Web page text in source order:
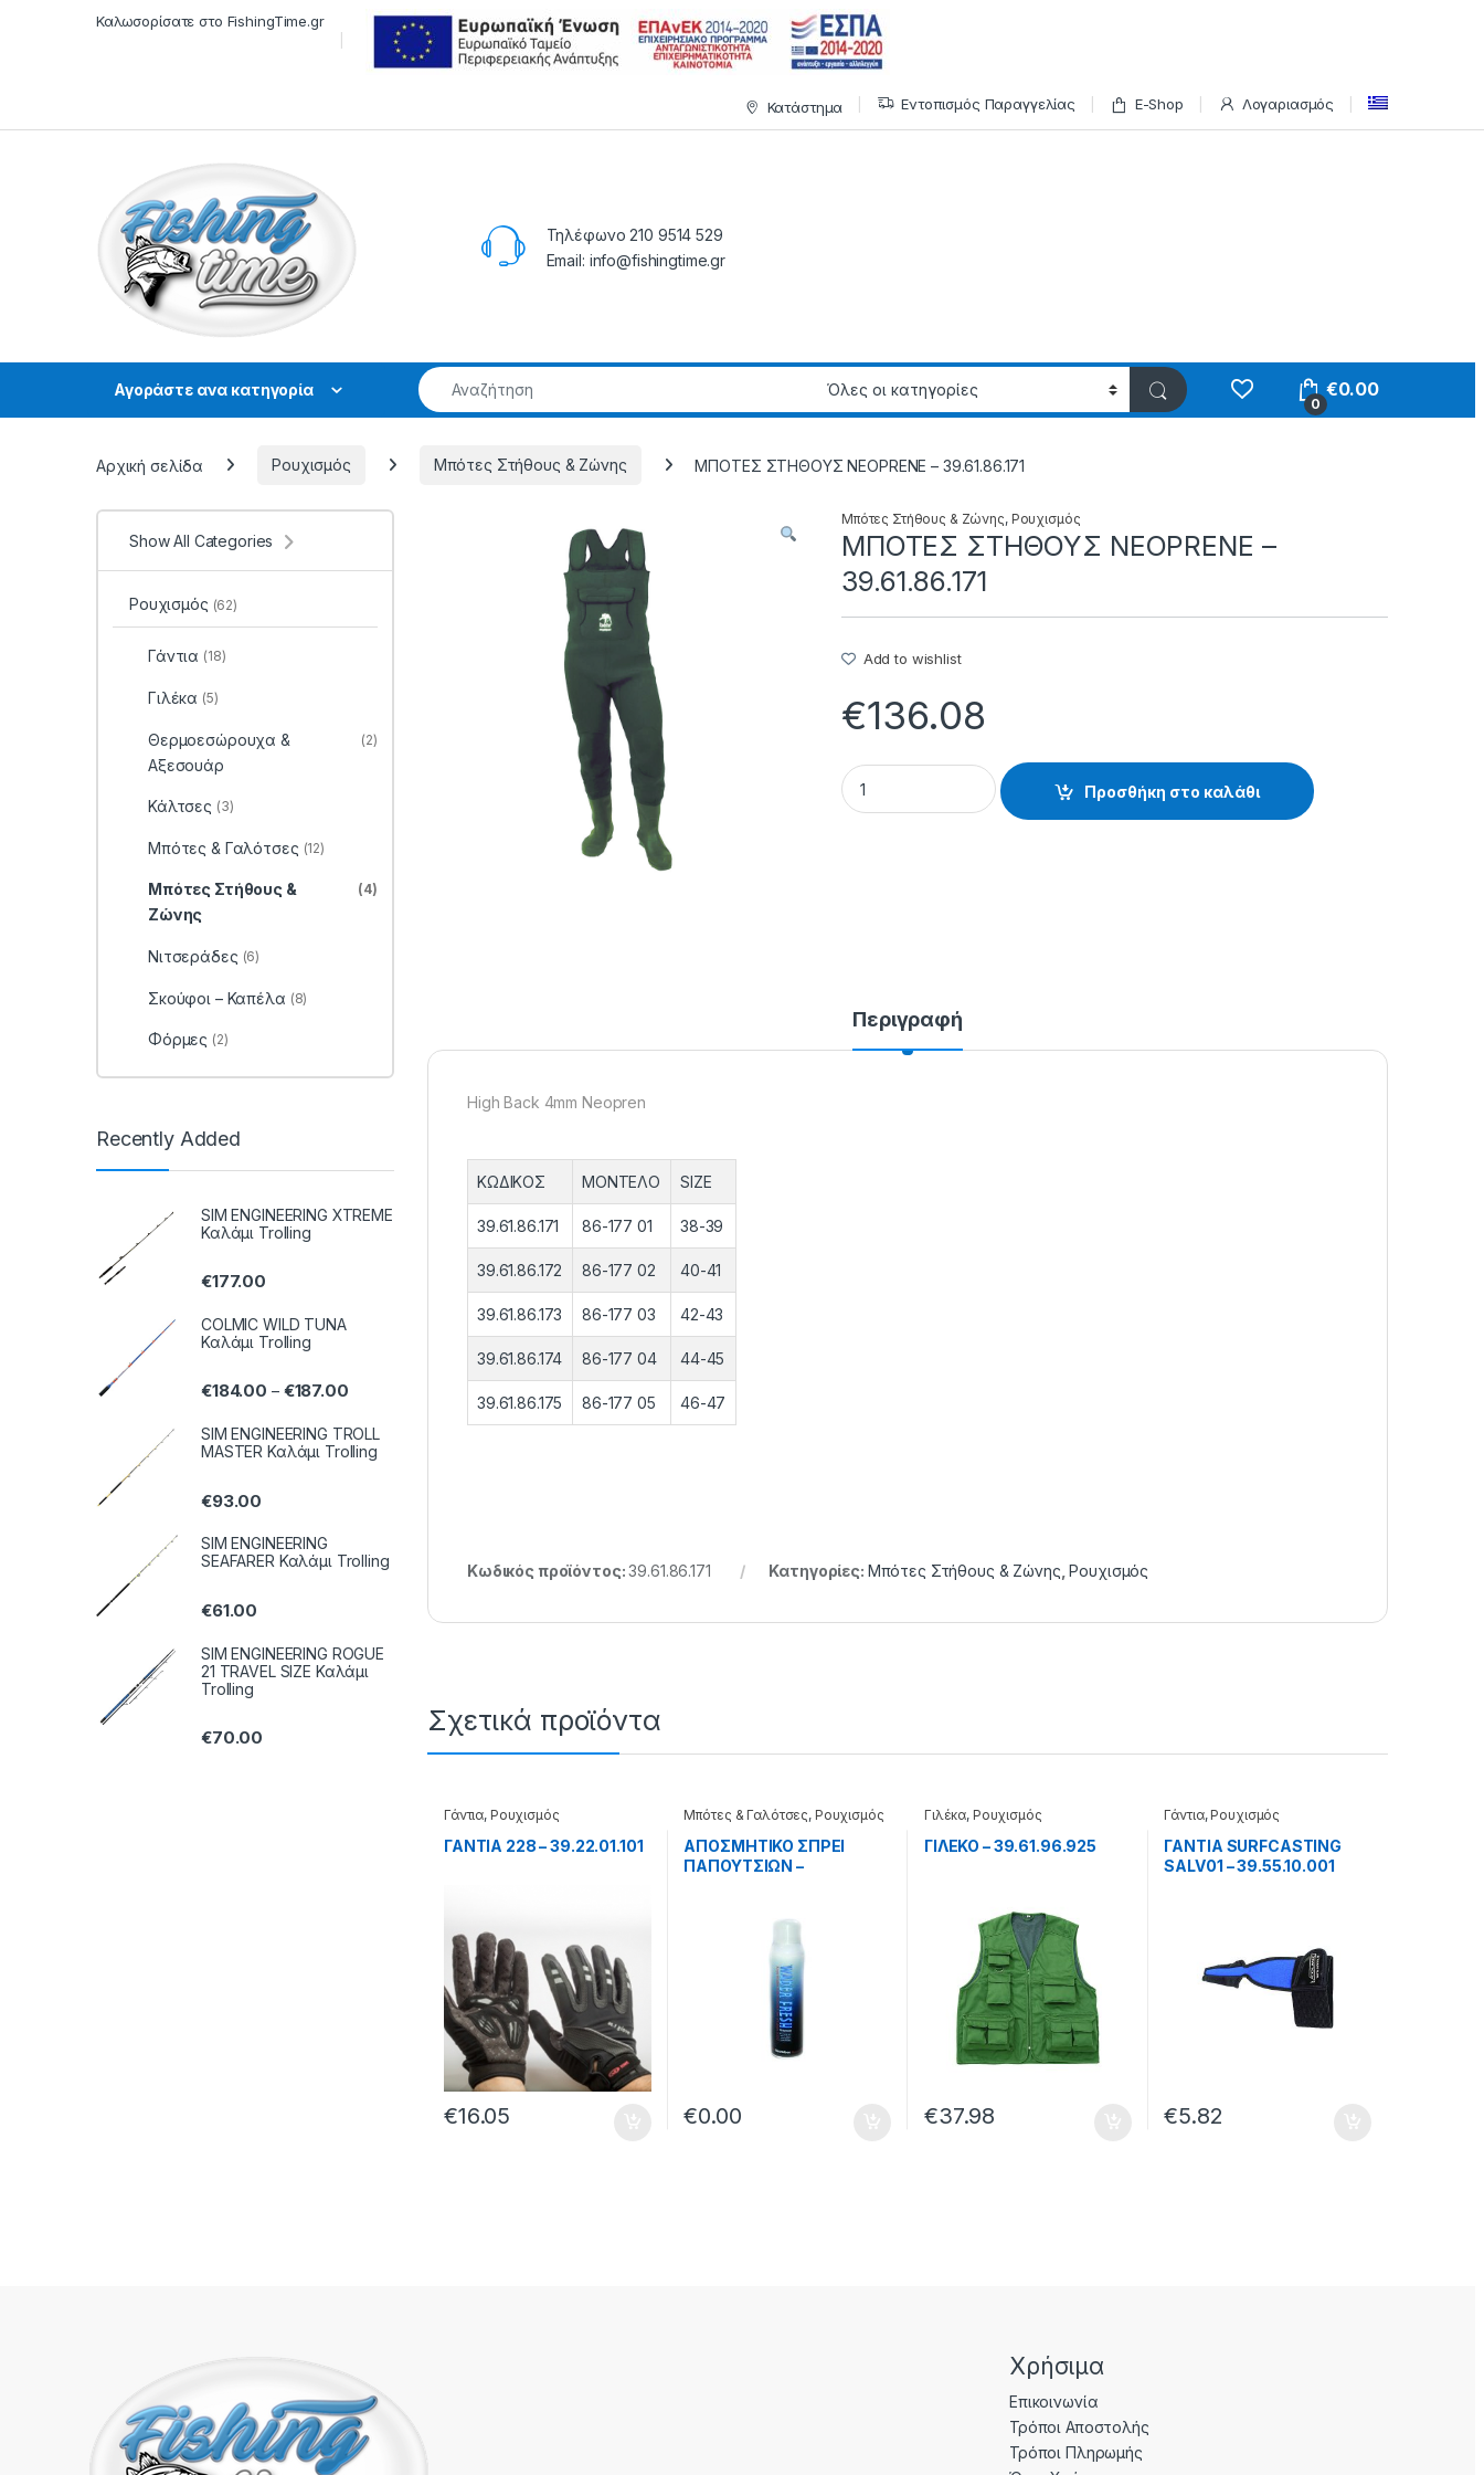
Καλωσορίσατε στο FishingTime.gr
Κατάστημα Εντοπισμός Παραγγελίας E-Shop Λογαριασμός
Τηλέφωνο 210 9514 529
Email: info@fishingtime.gr
Αγοράστε ανα κατηγορία
0
€0.00
Αρχική σελίδα Ρουχισμός Μπότες Στήθους & Ζώνης ΜΠΟΤΕΣ ΣΤΗΘΟΥΣ NEOPRENE – 39.61.86.171
Μπότες Στήθους & Ζώνης, Ρουχισμός
ΜΠΟΤΕΣ ΣΤΗΘΟΥΣ NEOPRENE –
39.61.86.171
Add to wishlist
€136.08
ΜΠΟΤΕΣ ΣΤΗΘΟΥΣ NEOPRENE - 39.61.86.171 quantity
Προσθήκη στο καλάθι
Περιγραφή
High Back 4mm Neopren
ΚΩΔΙΚΟΣ ΜΟΝΤΕΛΟ SIZE
39.61.86.171 86-177 01 38-39
39.61.86.172 86-177 02 40-41
39.61.86.173 86-177 03 42-43
39.61.86.174 86-177 04 44-45
39.61.86.175 86-177 05 46-47
Κωδικός προϊόντος:39.61.86.171 Κατηγορίες: Μπότες Στήθους & Ζώνης ,Ρουχισμός
Σχετικά προϊόντα
Γάντια, Ρουχισμός
ΓΑΝΤΙΑ 228 – 39.22.01.101
€16.05
Μπότες & Γαλότσες, Ρουχισμός
ΑΠΟΣΜΗΤΙΚΟ ΣΠΡΕΙ
ΠΑΠΟΥΤΣΙΩΝ –
€0.00
Γιλέκα, Ρουχισμός
ΓΙΛΕΚΟ – 39.61.96.925
€37.98
Γάντια,Ρουχισμός
ΓΑΝΤΙΑ SURFCASTING
SALV01 – 39.55.10.001
€5.82
Show All Categories
Ρουχισμός (62)
Γάντια (18)
Γιλέκα (5)
Θερμοεσώρουχα &
Αξεσουάρ
(2)
Κάλτσες (3)
Μπότες & Γαλότσες (12)
Μπότες Στήθους &
Ζώνης
(4)
Νιτσεράδες (6)
Σκούφοι – Καπέλα (8)
Φόρμες (2)
Recently Added
SIM ENGINEERING XTREME
Καλάμι Trolling
€177.00
COLMIC WILD TUNA
Καλάμι Trolling
€184.00 – €187.00
SIM ENGINEERING TROLL
MASTER Καλάμι Trolling
€93.00
SIM ENGINEERING
SEAFARER Καλάμι Trolling
€61.00
SIM ENGINEERING ROGUE
21 TRAVEL SIZE Καλάμι
Trolling
€70.00
Χρήσιμα
Επικοινωνία
Τρόποι Αποστολής
Τρόποι Πληρωμής